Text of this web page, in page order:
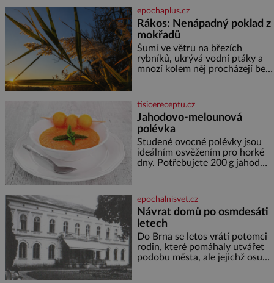
jediného dne můžete
nahlédnout do útrob jedné z
nejvýznamnějších vodních
elektráren v Evropě, vydat se na
horské hřebeny, projet se na
koloběžce a den zakončit
poznáváním památek ve
epochaplus.cz
Rákos: Nenápadný poklad z
mokřadů
Šumí ve větru na březích
rybníků, ukrývá vodní ptáky a
mnozí kolem něj procházejí bez
lodě, zapisovat první texty a
inspiroval řadu pověstí. Tato
skromná, ale užitečná rostlina
provází člověka už tisíce let.
Většina lidí vnímá rákos jen jako
obyčejnou kulisu letního
koupání. Stačí se však podívat
tisicereceptu.cz
Jahodovo-melounová
polévka
Studené ovocné polévky jsou
ideálním osvěžením pro horké
dny. Potřebujete 200 g jahod
cukru krystal 1 lžíci medu 200 g
zakysané sm
epochalnisvet.cz
Návrat domů po osmdesáti
letech
Do Brna se letos vrátí potomci
rodin, které pomáhaly utvářet
podobu města, ale jejichž osudy